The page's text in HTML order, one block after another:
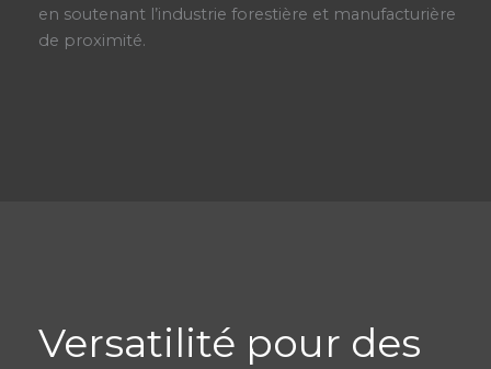
en soutenant l’industrie forestière et manufacturière
de proximité.
Versatilité pour des